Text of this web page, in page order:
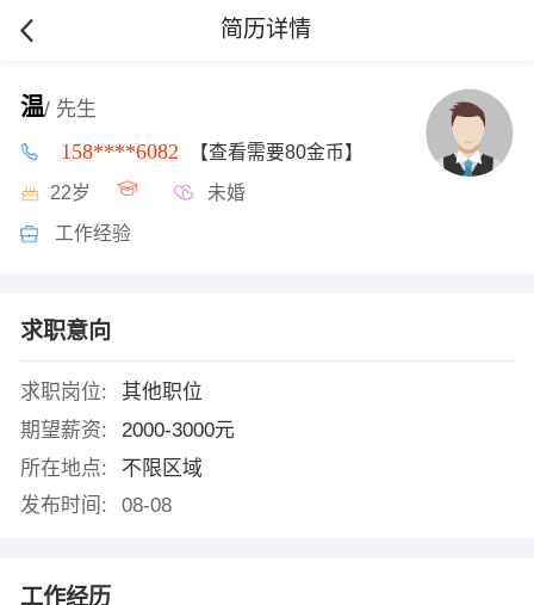
简历详情
温/ 先生
158****6082 【查看需要80金币】
22岁 未婚
工作经验
求职意向
求职岗位:
其他职位
期望薪资:
2000-3000元
所在地点:
不限区域
发布时间:
08-08
工作经历